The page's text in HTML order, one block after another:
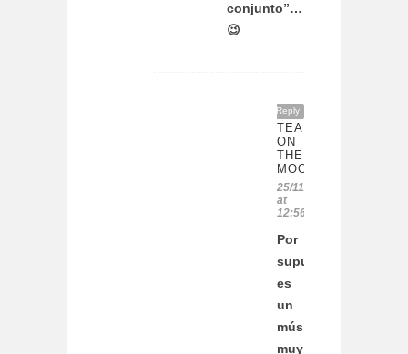
conjunto”…
😉
Reply
TEA
ON
THE
MOON
25/11/2011
at
12:56
Por
supuestismo!!!
es
un
músico
muy